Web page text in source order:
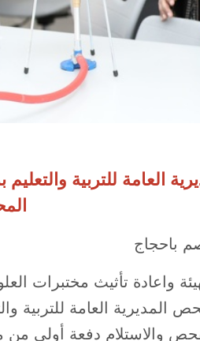
العامة للتربية
باحجاج
واعادة تأثيث مختبرات
المديرية العامة
والاستلام دفعة أولى من